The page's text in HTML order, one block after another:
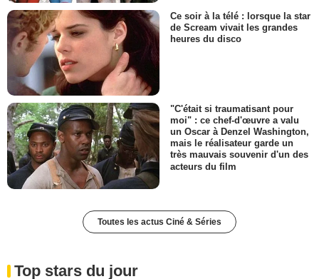
Ce soir à la télé : lorsque la star
de Scream vivait les grandes
heures du disco
"C'était si traumatisant pour
moi" : ce chef-d'œuvre a valu
un Oscar à Denzel Washington,
mais le réalisateur garde un
très mauvais souvenir d'un des
acteurs du film
Toutes les actus Ciné & Séries
Top stars du jour